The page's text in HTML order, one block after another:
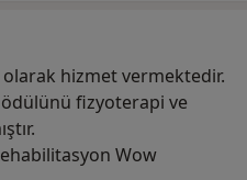
olarak hizmet vermektedir.